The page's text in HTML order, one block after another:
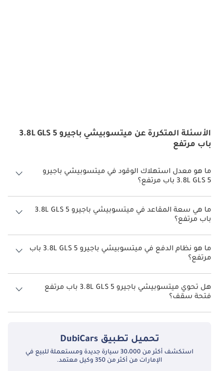
الأسئلة المتكررة عن ميتسوبيشي باجيرو 3.8L GLS 5
باب مرتفع
ما هو معدل استهلاك الوقود في ميتسوبيشي باجيرو
3.8L GLS 5 باب مرتفع؟
يبلغ معدل استهلاك الوقود المقترح من الشركة المصنعة لسيارة
ميتسوبيشي باجيرو 2026 من 7.4 كم/ليتر - 7.7 كم/ليتر.
ما هي سعة المقاعد في ميتسوبيشي باجيرو 3.8L GLS 5
باب مرتفع؟
تتسع ميتسوبيشي باجيرو 3.8L GLS 5 باب مرتفع لأ 7 أشخاص.
ما هو نظام الدفع في ميتسوبيشي باجيرو 3.8L GLS 5 باب
مرتفع؟
نظام الدفع في ميتسوبيشي باجيرو All Wheel Drive 3.8L GLS 5 باب مرتفع.
هل تحوي ميتسوبيشي باجيرو 3.8L GLS 5 باب مرتفع
فتحة سقف؟
نعم توفر ميتسوبيشي باجيرو 3.8L GLS 5 باب مرتفع فتحة السقف كخيار.
تحميل تطبيق DubiCars
استكشف أكثر من 30،000 سيارة جديدة ومستعملة للبيع في
الإمارات من أكثر من 350 وكيل معتمد.